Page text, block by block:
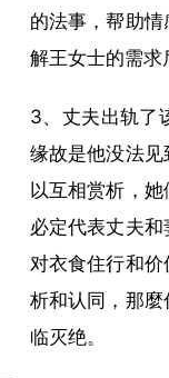
的法事，帮助
解王女士的需求
3、丈夫出轨了
缘故是他没法
以互相赏析，
必定代表丈夫
对衣食住行和
析和认同，那
临灭绝。